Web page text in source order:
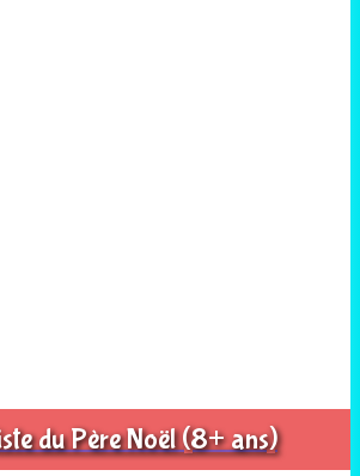
du Père Noël (8+ ans)